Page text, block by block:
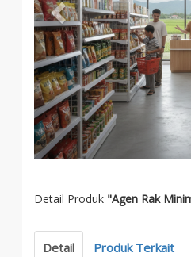
Detail Produk "Agen Rak
Detail Produk Terkait